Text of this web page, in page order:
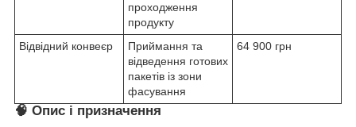
проходження
продукту
Відвідний конвеєр
Приймання та
відведення готових
пакетів із зони
фасування
64 900 грн
🧠 Опис і призначення